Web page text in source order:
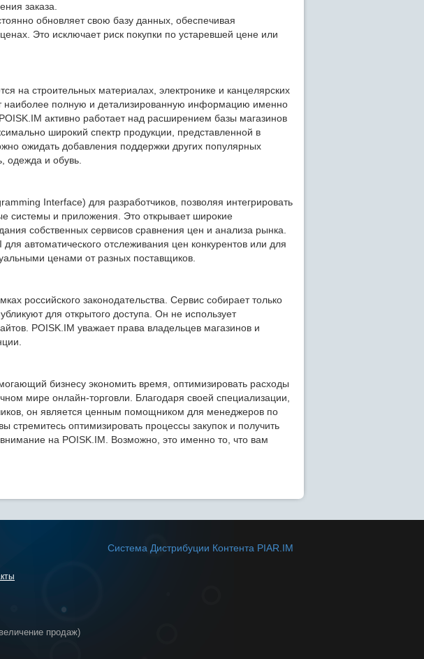
заказа.
обновляет свою базу данных, обеспечивая
Это исключает риск покупки по устаревшей цене или
на строительных материалах, электронике и канцелярских
наиболее полную и детализированную информацию именно
активно работает над расширением базы магазинов
широкий спектр продукции, представленной в
ожидать добавления поддержки других популярных
одежда и обувь.
Interface) для разработчиков, позволяя интегрировать
системы и приложения. Это открывает широкие
собственных сервисов сравнения цен и анализа рынка.
автоматического отслеживания цен конкурентов или для
ценами от разных поставщиков.
российского законодательства. Сервис собирает только
для открытого доступа. Он не использует
POISK.IM уважает права владельцев магазинов и
бизнесу экономить время, оптимизировать расходы
мире онлайн-торговли. Благодаря своей специализации,
он является ценным помощником для менеджеров по
стремитесь оптимизировать процессы закупок и получить
на POISK.IM. Возможно, это именно то, что вам
Система Дистрибуции Контента PIAR.IM
продаж)